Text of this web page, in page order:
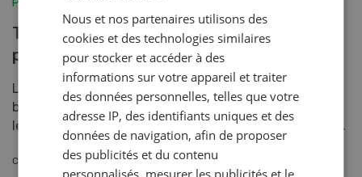
Tolérance zéro pour les adventices à
problèmes
La voie menant à la certification des semences
biologiques est difficile. Les plus grands ennemis sont
les mauvaises herbes et les maladies provenant des s...
CONTINUER À LIRE
Nous et nos partenaires utilisons des
cookies et des technologies similaires
pour stocker et accéder à des
informations sur votre appareil et traiter
des données personnelles, telles que votre
adresse IP, des identifiants uniques et des
données de navigation, afin de proposer
des publicités et du contenu
personnalisés, mesurer les publicités et le